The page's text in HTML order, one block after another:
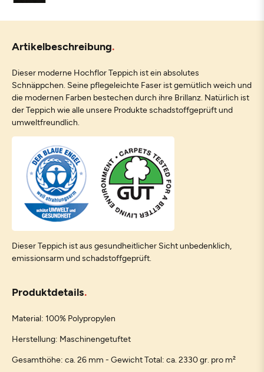
Artikelbeschreibung
Dieser moderne Hochflor Teppich ist ein absolutes
Schnäppchen. Seine pflegeleichte Faser ist gemütlich weich und
die modernen Farben bestechen durch ihre Brillanz. Natürlich ist
der Teppich wie alle unsere Produkte schadstoffgeprüft und
umweltfreundlich.
Dieser Teppich ist aus gesundheitlicher Sicht unbedenklich,
emissionsarm und schadstoffgeprüft.
Produktdetails
Material: 100% Polypropylen
Herstellung: Maschinengetuftet
Gesamthöhe: ca. 26 mm - Gewicht Total: ca. 2330 gr. pro m²